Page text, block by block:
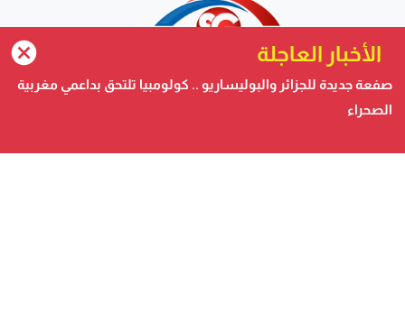
safigoud media
الأخبار العاجلة
صفعة جديدة للجزائر والبوليساريو .. كولومبيا تلتحق بداعمي مغربية
الصحراء